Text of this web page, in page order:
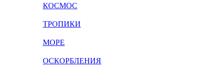
КОСМОС
ТРОПИКИ
МОРЕ
ОСКОРБЛЕНИЯ